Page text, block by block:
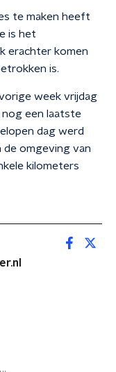
te maken heeft
is het
erachter komen
is.
week vrijdag
nog een laatste
dag werd
de omgeving van
kilometers